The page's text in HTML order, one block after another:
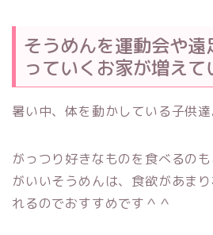
そうめんを運動会や
っていくお家が増えて
暑い中、体を動かしている子供達
がっつり好きなものを食べるの
がいいそうめんは、食欲があま
れるのでおすすめです＾＾